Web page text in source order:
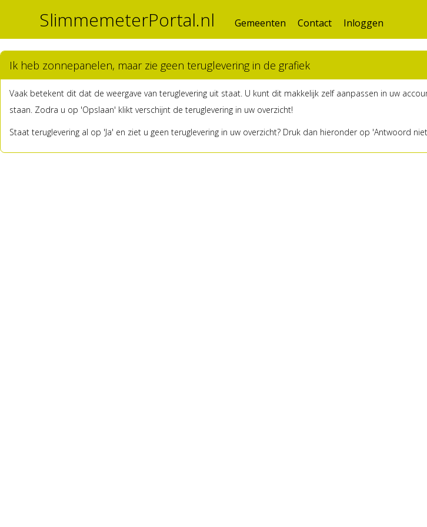
SlimmemeterPortal.nl Gemeenten Contact Inloggen
Ik heb zonnepanelen, maar zie geen teruglevering in de grafiek
Vaak betekent dit dat de weergave van teruglevering uit staat. U kunt dit makkelijk zelf aanpassen in uw
staan. Zodra u op 'Opslaan' klikt verschijnt de teruglevering in uw overzicht!
Staat teruglevering al op 'Ja' en ziet u geen teruglevering in uw overzicht? Druk dan hieronder op 'Antwoord